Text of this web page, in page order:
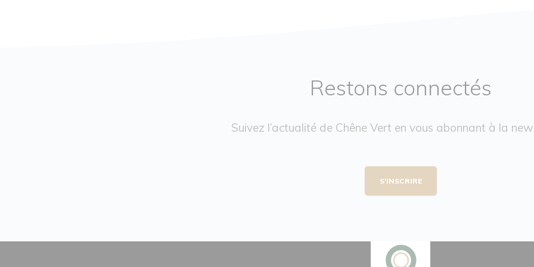
Restons connectés
Suivez l’actualité de Chêne Vert en vous abonnant à la
S'INSCRIRE